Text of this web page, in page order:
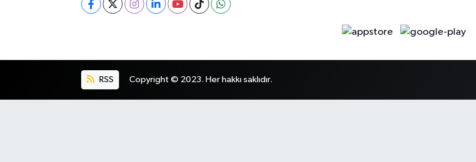
RSS Copyright © 2023. Her hakkı saklıdır.